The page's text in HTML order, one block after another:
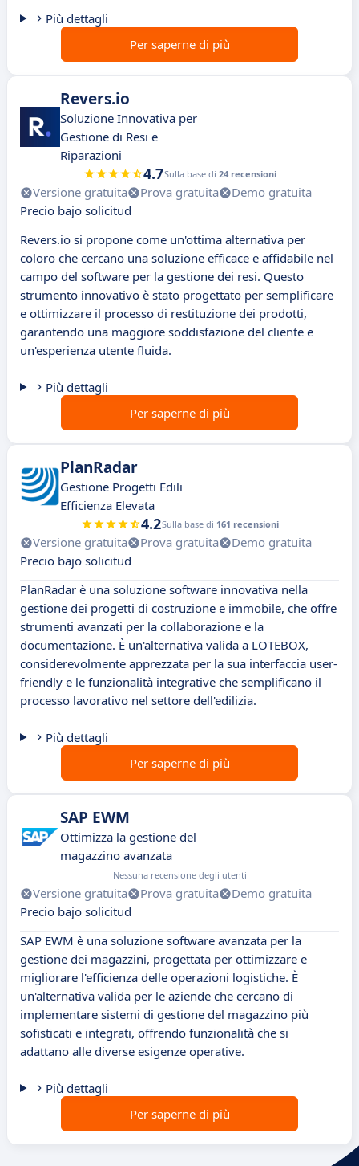
Più dettagli
Per saperne di più
Revers.io
Soluzione Innovativa per
Gestione di Resi e
Riparazioni
4.7Sulla base di 24 recensioni
Versione gratuita Prova gratuita
Demo gratuita
Precio bajo solicitud
Revers.io si propone come un'ottima alternativa per
coloro che cercano una soluzione efficace e affidabile nel
campo del software per la gestione dei resi. Questo
strumento innovativo è stato progettato per semplificare
e ottimizzare il processo di restituzione dei prodotti,
garantendo una maggiore soddisfazione del cliente e
un'esperienza utente fluida.
Più dettagli
Per saperne di più
PlanRadar
Gestione Progetti Edili
Efficienza Elevata
4.2Sulla base di 161 recensioni
Versione gratuita Prova gratuita
Demo gratuita
Precio bajo solicitud
PlanRadar è una soluzione software innovativa nella
gestione dei progetti di costruzione e immobile, che offre
strumenti avanzati per la collaborazione e la
documentazione. È un'alternativa valida a LOTEBOX,
considerevolmente apprezzata per la sua interfaccia user-
friendly e le funzionalità integrative che semplificano il
processo lavorativo nel settore dell'edilizia.
Più dettagli
Per saperne di più
SAP EWM
Ottimizza la gestione del
magazzino avanzata
Nessuna recensione degli utenti
Versione gratuita Prova gratuita
Demo gratuita
Precio bajo solicitud
SAP EWM è una soluzione software avanzata per la
gestione dei magazzini, progettata per ottimizzare e
migliorare l'efficienza delle operazioni logistiche. È
un'alternativa valida per le aziende che cercano di
implementare sistemi di gestione del magazzino più
sofisticati e integrati, offrendo funzionalità che si
adattano alle diverse esigenze operative.
Più dettagli
Per saperne di più